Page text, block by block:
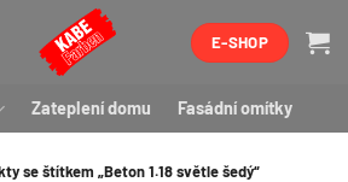
E-SHOP
Zateplení domu Fasádní omítky
se štítkem „Beton 1.18 světle šedý“